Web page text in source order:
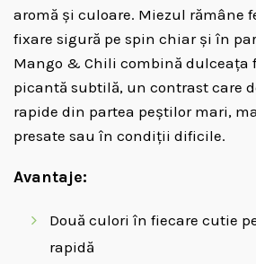
aromă și culoare. Miezul rămâne
fixare sigură pe spin chiar și în
Mango & Chili combină dulceața
picantă subtilă, un contrast care
rapide din partea peștilor mari,
presate sau în condiții dificile.
Avantaje:
Două culori în fiecare cutie
rapidă